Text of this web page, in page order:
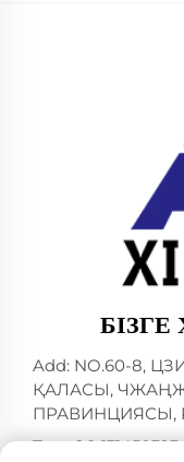
Add: NO.60-8,
ҚАЛАСЫ,
ПРАВИНЦИЯСЫ,
Тел:+86-